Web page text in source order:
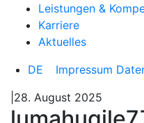
Leistungen &
Karriere
Aktuelles
DE
Impressum
|28. August 2025